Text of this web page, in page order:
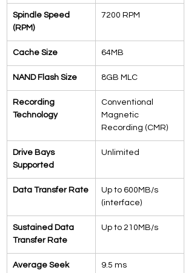
Spindle Speed
(RPM)
7200 RPM
Cache Size 64MB
NAND Flash Size 8GB MLC
Recording
Technology
Conventional
Magnetic
Recording (CMR)
Drive Bays
Supported
Unlimited
Data Transfer Rate
Up to 600MB/s
(interface)
Sustained Data
Transfer Rate
Up to 210MB/s
Average Seek
9.5 ms